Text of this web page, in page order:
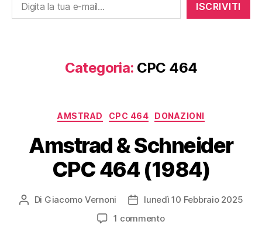
ISCRIVITI
Categoria: CPC 464
Categorie
AMSTRAD CPC 464 DONAZIONI
Amstrad & Schneider
CPC 464 (1984)
Autore
Di Giacomo Vernoni
Datalunedì 10 Febbraio 2025
1 commentosu